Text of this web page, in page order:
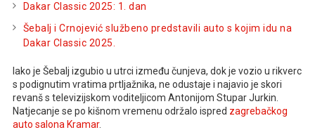
Dakar Classic 2025: 1. dan
Šebalj i Crnojević službeno predstavili auto s kojim idu na
Dakar Classic 2025.
Iako je Šebalj izgubio u utrci između čunjeva, dok je vozio u rikverc
s podignutim vratima prtljažnika, ne odustaje i najavio je skori
revanš s televizijskom voditeljicom Antonijom Stupar Jurkin.
Natjecanje se po kišnom vremenu održalo ispred zagrebačkog
auto salona Kramar.